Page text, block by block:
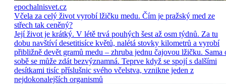
epochalnisvet.cz
Včela za celý život vyrobí lžičku medu. Čím je pražský med ze
střech tak ceněný?
Její život je krátký. V létě trvá pouhých šest až osm týdnů. Za tu
dobu navštíví desetitisíce květů, nalétá stovky kilometrů a vyrobí
přibližně devět gramů medu – zhruba jednu čajovou lžičku. Sama
sobě se může zdát bezvýznamná. Teprve když se spojí s dalšími
desítkami tisíc příslušnic svého včelstva, vznikne jeden z
nejdokonalejších organismů